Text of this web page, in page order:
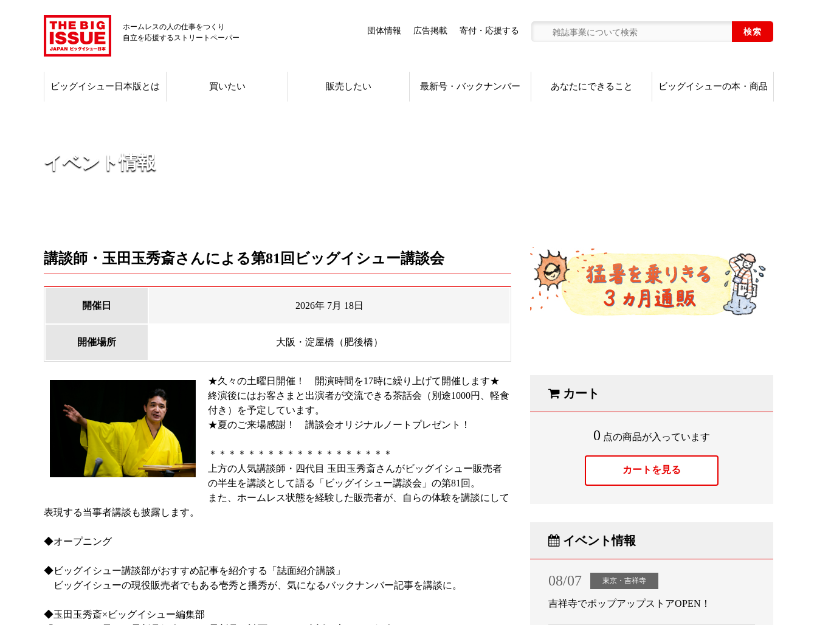
ホームレスの人の仕事をつくり
自立を応援するストリートペーパー
ビッグイシュー日本版とは 買いたい 販売したい 最新号・バックナンバー あなたにできること ビッグイシューの本・商品
団体情報 広告掲載 寄付・応援する
イベント情報
講談師・玉田玉秀斎さんによる第81回ビッグイシュー講談会
開催日 2026年 7月 18日
開催場所 大阪・淀屋橋（肥後橋）
★久々の土曜日開催！ 開演時間を17時に繰り上げて開催します★
終演後にはお客さまと出演者が交流できる茶話会（別途1000円、軽食
付き）を予定しています。
★夏のご来場感謝！ 講談会オリジナルノートプレゼント！
＊＊＊＊＊＊＊＊＊＊＊＊＊＊＊＊＊＊＊
上方の人気講談師・四代目 玉田玉秀斎さんがビッグイシュー販売者
の半生を講談として語る「ビッグイシュー講談会」の第81回。
また、ホームレス状態を経験した販売者が、自らの体験を講談にして
表現する当事者講談も披露します。
◆オープニング
◆ビッグイシュー講談部がおすすめ記事を紹介する「誌面紹介講談」
ビッグイシューの現役販売者でもある壱秀と播秀が、気になるバックナンバー記事を講談に。
◆玉田玉秀斎×ビッグイシュー編集部
カート
0 点の商品が入っています
カートを見る
イベント情報
08/07 東京・吉祥寺
吉祥寺でポップアップストアOPEN！